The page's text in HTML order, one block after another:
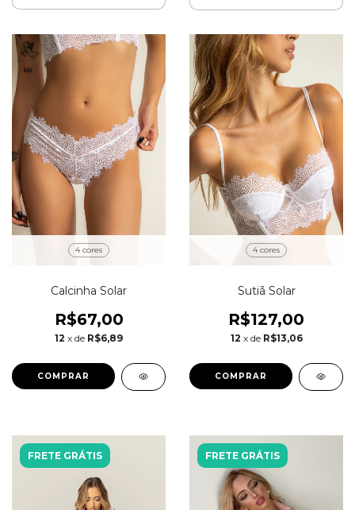
4 cores
Calcinha Solar
R$67,00
12 x de R$6,89
COMPRAR
4 cores
Sutiã Solar
R$127,00
12 x de R$13,06
COMPRAR
FRETE GRÁTIS FRETE GRÁTIS